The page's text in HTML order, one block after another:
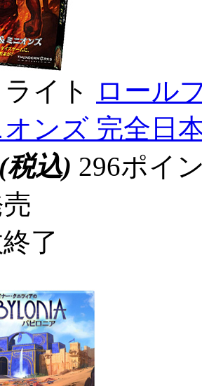
イト
ロール
オンズ 完全日
(税込) 296ポイ
了